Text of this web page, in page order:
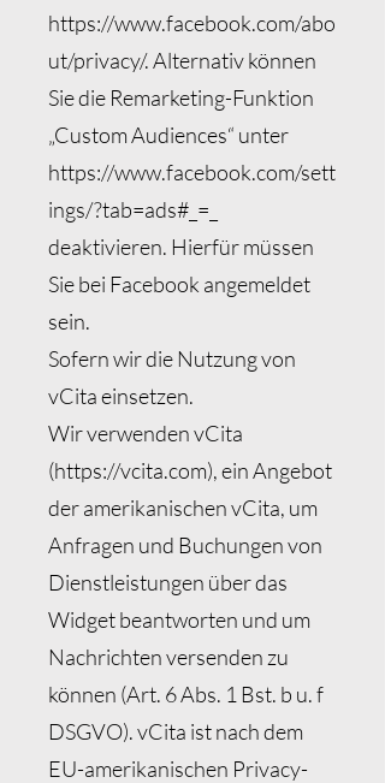
https://www.facebook.com/abo
ut/privacy/.Alternativ können
Sie die Remarketing-Funktion
„Custom Audiences“ unter
https://www.facebook.com/sett
ings/?tab=ads#_=_
deaktivieren. Hierfür müssen
Sie bei Facebook angemeldet
sein.
Sofern wir die Nutzung von
vCita einsetzen.
Wir verwenden vCita
(https://vcita.com), ein Angebot
der amerikanischen vCita, um
Anfragen und Buchungen von
Dienstleistungen über das
Widget beantworten und um
Nachrichten versenden zu
können (Art. 6 Abs. 1 Bst. b u. f
DSGVO). vCita ist nach dem
EU-amerikanischen Privacy-